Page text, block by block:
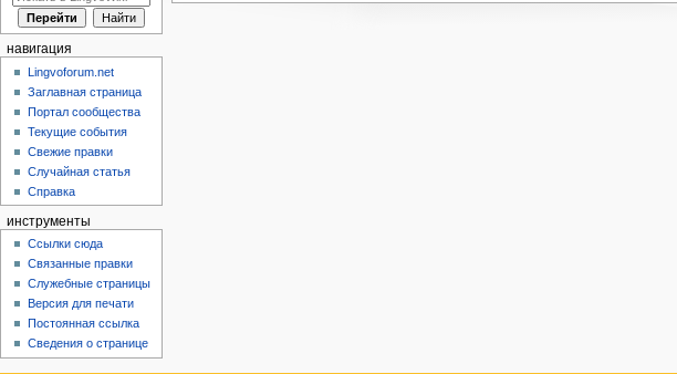
навигация
Lingvoforum.net
Заглавная страница
Портал сообщества
Текущие события
Свежие правки
Случайная статья
Справка
инструменты
Ссылки сюда
Связанные правки
Служебные страницы
Версия для печати
Постоянная ссылка
Сведения о странице